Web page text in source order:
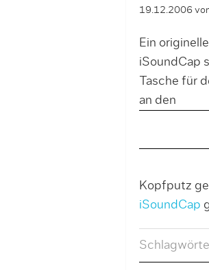
19.12.2006
Ein
iSoundCap
Tasche für
an den
Kopfputz
iSoundCap